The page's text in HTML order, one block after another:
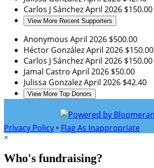
Carlos J SánchezApril 2026 $150.00
View More Recent Supporters
Anonymous April 2026 $500.00
Héctor GonzálezApril 2026 $150.00
Carlos J SánchezApril 2026 $150.00
Jamal Castro April 2026 $50.00
Julissa GonzalezApril 2026 $42.40
View More Top Donors
Privacy Policy • Flag As Inappropriate
×
Who's fundraising?